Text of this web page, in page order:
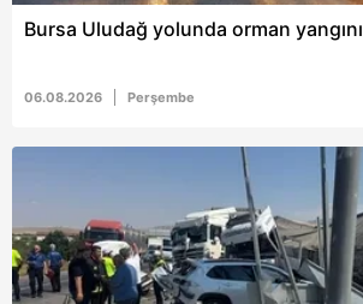
Bursa Uludağ yolunda orman yangını
06.08.2026 Perşembe